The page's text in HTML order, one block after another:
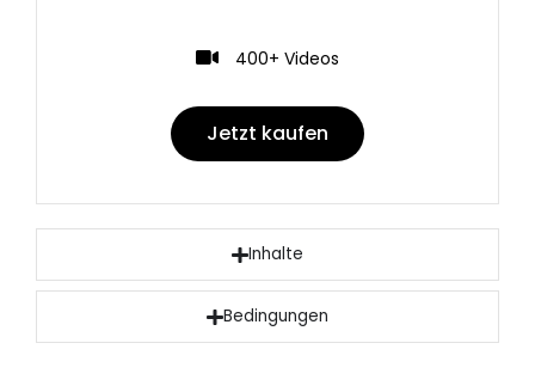
400+ Videos
Jetzt kaufen
Inhalte
Bedingungen